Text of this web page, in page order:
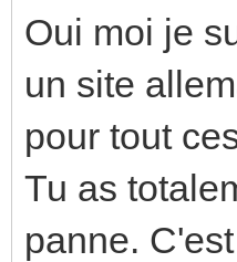
Oui moi je
un site
pour tout
Tu as
panne.